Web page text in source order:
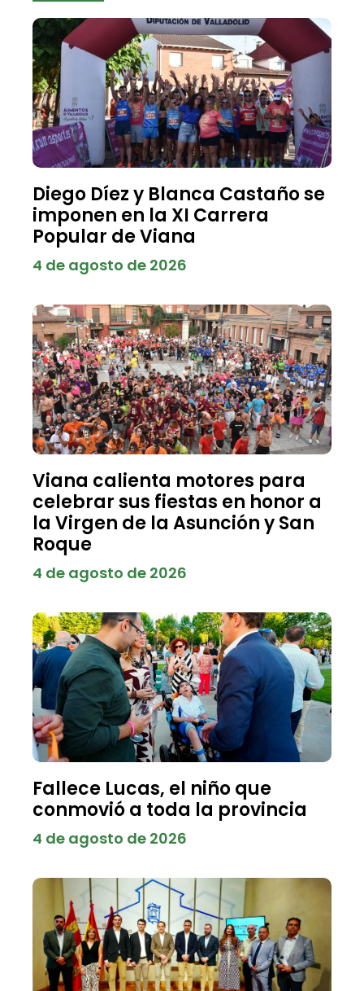
Diego Díez y Blanca Castaño se
imponen en la XI Carrera
Popular de Viana
4 de agosto de 2026
Viana calienta motores para
celebrar sus fiestas en honor a
la Virgen de la Asunción y San
Roque
4 de agosto de 2026
Fallece Lucas, el niño que
conmovió a toda la provincia
4 de agosto de 2026